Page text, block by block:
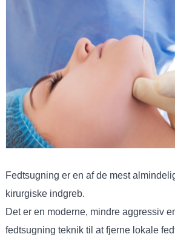
Fedtsugning er en af ​​de mest
kirurgiske indgreb.
Det er en moderne, mindre aggressiv
fedtsugning teknik til at fjerne lokale